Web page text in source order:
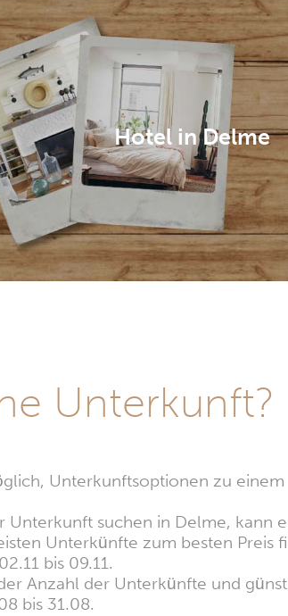
Hotel in Delme
Unterkunft?
Unterkunftsoptionen zu einem
Unterkunft suchen in Delme, kann
Unterkünfte zum besten Preis
bis 09.11.
Anzahl der Unterkünfte und
bis 31.08.